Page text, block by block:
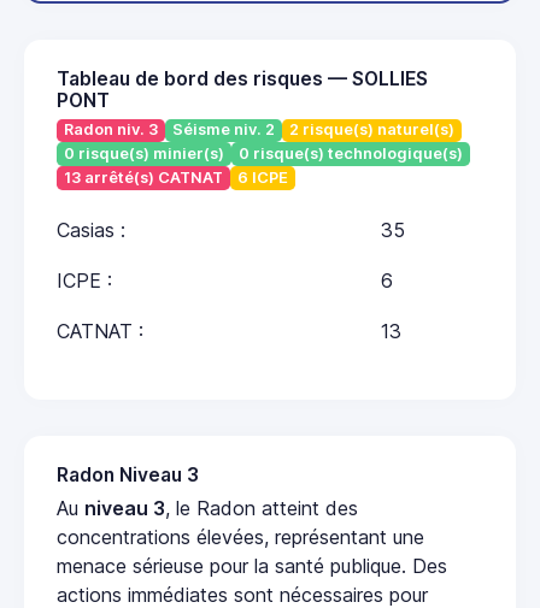
Tableau de bord des risques — SOLLIES
PONT
Radon niv. 3 Séisme niv. 2
2 risque(s) naturel(s)
0 risque(s) minier(s)
0 risque(s) technologique(s)
13 arrêté(s) CATNAT
6 ICPE
Casias : 35
ICPE : 6
CATNAT : 13
Radon Niveau 3
Au niveau 3, le Radon atteint des
concentrations élevées, représentant une
menace sérieuse pour la santé publique. Des
actions immédiates sont nécessaires pour